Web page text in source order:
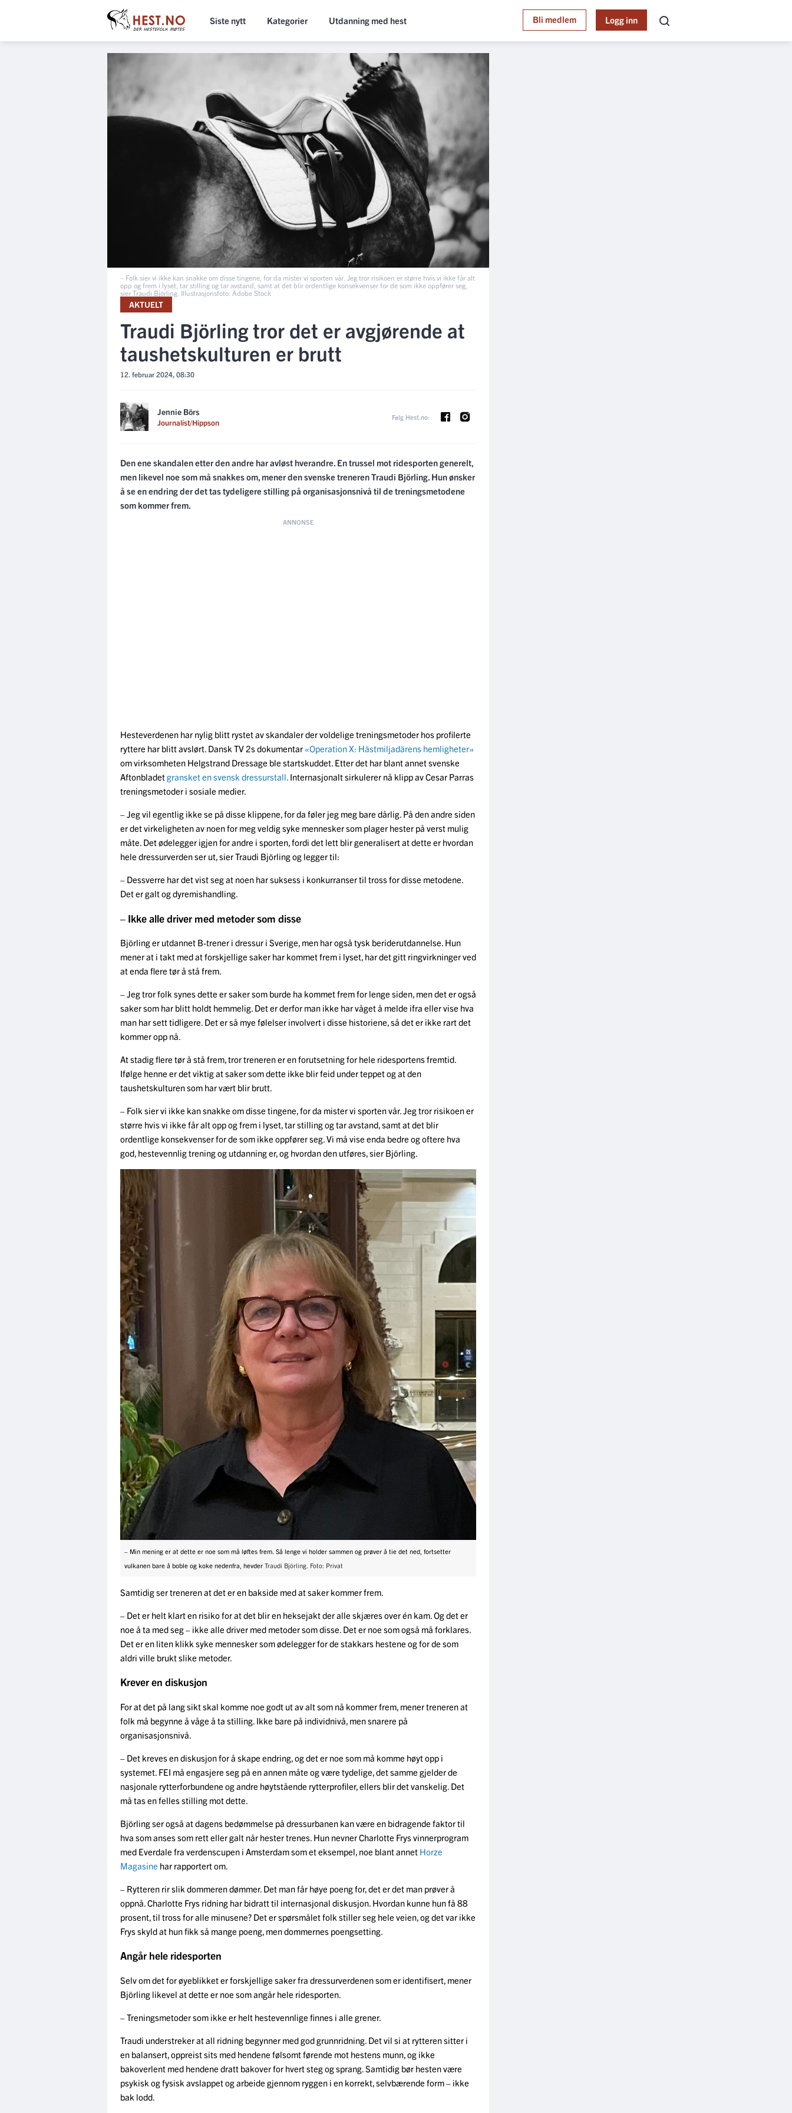
Siste nytt Kategorier Utdanning med hest Bli medlem Logg inn
– Folk sier vi ikke kan snakke om disse tingene, for da mister vi sporten vår. Jeg tror risikoen er større hvis vi ikke får alt
opp og frem i lyset, tar stilling og tar avstand, samt at det blir ordentlige konsekvenser for de som ikke oppfører seg,
sier Traudi Björling. Illustrasjonsfoto: Adobe Stock
AKTUELT
Traudi Björling tror det er avgjørende at
taushetskulturen er brutt
12. februar 2024, 08:30
Jennie Börs
Journalist/Hippson
Følg Hest.no:
Den ene skandalen etter den andre har avløst hverandre. En trussel mot ridesporten generelt,
men likevel noe som må snakkes om, mener den svenske treneren Traudi Björling. Hun ønsker
å se en endring der det tas tydeligere stilling på organisasjonsnivå til de treningsmetodene
som kommer frem.
Hesteverdenen har nylig blitt rystet av skandaler der voldelige treningsmetoder hos profilerte
ryttere har blitt avslørt. Dansk TV 2s dokumentar «Operation X: Hästmiljadärens hemligheter»
om virksomheten Helgstrand Dressage ble startskuddet. Etter det har blant annet svenske
Aftonbladetgransket en svensk dressurstall. Internasjonalt sirkulerer nå klipp avCesar Parras
treningsmetoder i sosiale medier.
– Jeg vil egentlig ikke se på disse klippene, for da føler jeg meg bare dårlig. På den andre siden
er det virkeligheten av noen for meg veldig syke mennesker som plager hester på verst mulig
måte. Det ødelegger igjen for andre i sporten, fordi det lett blir generalisert at dette er hvordan
hele dressurverden ser ut, sier Traudi Björling og legger til:
– Dessverre har det vist seg at noen har suksess i konkurranser til tross for disse metodene.
Det er galt og dyremishandling.
– Ikke alle driver med metoder som disse
Björling er utdannet B-trener i dressur i Sverige, men har også tysk beriderutdannelse. Hun
mener at i takt med at forskjellige saker har kommet frem i lyset, har det gitt ringvirkninger ved
at enda flere tør å stå frem.
– Jeg tror folk synes dette er saker som burde ha kommet frem for lenge siden, men det er også
saker som har blitt holdt hemmelig. Det er derfor man ikke har våget å melde ifra eller vise hva
man har sett tidligere. Det er så mye følelser involvert i disse historiene, så det er ikke rart det
kommer opp nå.
At stadig flere tør å stå frem, tror treneren er en forutsetning for hele ridesportens fremtid.
Ifølge henne er det viktig at saker som dette ikke blir feid under teppet og at den
taushetskulturen som har vært blir brutt.
– Folk sier vi ikke kan snakke om disse tingene, for da mister vi sporten vår. Jeg tror risikoen er
større hvis vi ikke får alt opp og frem i lyset, tar stilling og tar avstand, samt at det blir
ordentlige konsekvenser for de som ikke oppfører seg. Vi må vise enda bedre og oftere hva
god, hestevennlig trening og utdanning er, og hvordan den utføres, sier Björling.
– Min mening er at dette er noe som må løftes frem. Så lenge vi holder sammen og prøver å tie det ned, fortsetter
vulkanen bare å boble og koke nedenfra, hevder Traudi Björling. Foto: Privat
Samtidig ser treneren at det er en bakside med at saker kommer frem.
– Det er helt klart en risiko for at det blir en heksejakt der alle skjæres over én kam. Og det er
noe å ta med seg – ikke alle driver med metoder som disse. Det er noe som også må forklares.
Det er en liten klikk syke mennesker som ødelegger for de stakkars hestene og for de som
aldri ville brukt slike metoder.
Krever en diskusjon
For at det på lang sikt skal komme noe godt ut av alt som nå kommer frem, mener treneren at
folk må begynne å våge å ta stilling. Ikke bare på individnivå, men snarere på
organisasjonsnivå.
– Det kreves en diskusjon for å skape endring, og det er noe som må komme høyt opp i
systemet. FEI må engasjere seg på en annen måte og være tydelige, det samme gjelder de
nasjonale rytterforbundene og andre høytstående rytterprofiler, ellers blir det vanskelig. Det
må tas en felles stilling mot dette.
Björling ser også at dagens bedømmelse på dressurbanen kan være en bidragende faktor til
hva som anses som rett eller galt når hester trenes. Hun nevner Charlotte Frys vinnerprogram
med Everdale fra verdenscupen i Amsterdam som et eksempel, noe blant annet Horze
Magasine har rapportert om.
– Rytteren rir slik dommeren dømmer. Det man får høye poeng for, det er det man prøver å
oppnå. Charlotte Frys ridning har bidratt til internasjonal diskusjon. Hvordan kunne hun få 88
prosent, til tross for alle minusene? Det er spørsmålet folk stiller seg hele veien, og det var ikke
Frys skyld at hun fikk så mange poeng, men dommernes poengsetting.
Angår hele ridesporten
Selv om det for øyeblikket er forskjellige saker fra dressurverdenen som er identifisert, mener
Björling likevel at dette er noe som angår hele ridesporten.
– Treningsmetoder som ikke er helt hestevennlige finnes i alle grener.
Traudi understreker at all ridning begynner med god grunnridning. Det vil si at rytteren sitter i
en balansert, oppreist sits med hendene følsomt førende mot hestens munn, og ikke
bakoverlent med hendene dratt bakover for hvert steg og sprang. Samtidig bør hesten være
psykisk og fysisk avslappet og arbeide gjennom ryggen i en korrekt, selvbærende form – ikke
bak lodd.